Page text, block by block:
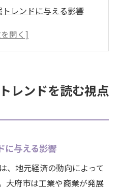
レンドに与える影響
府市の貴金属市場
く貴金属市場の未来
を知るための重要なポ
季節的要因とは
格に及ぼす影響
変動の関係性
レンドを読む視点
に与える影響
、地元経済の動向によって
大府市は工業や商業が発展